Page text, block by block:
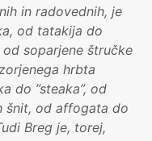
in radovednih, je
od tatakija do
soparjene štručke
hrbta
do ”steaka”, od
šnit, od affogata do
Breg je, torej,